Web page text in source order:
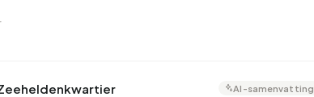
AI-samenvatting